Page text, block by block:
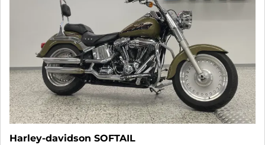
Harley-davidson SOFTAIL